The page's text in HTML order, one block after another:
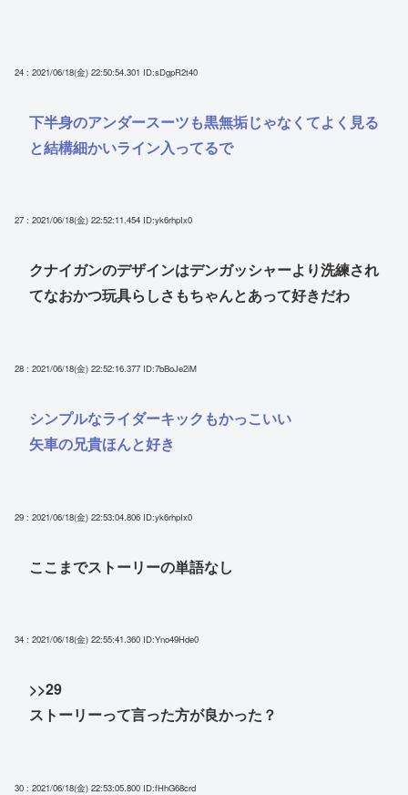
24 : 2021/06/18(金) 22:50:54.301 ID:sDgpR2t40
下半身のアンダースーツも黒無垢じゃなくてよく見る
と結構細かいライン入ってるで
27 : 2021/06/18(金) 22:52:11.454 ID:yk6rhpIx0
クナイガンのデザインはデンガッシャーより洗練され
てなおかつ玩具らしさもちゃんとあって好きだわ
28 : 2021/06/18(金) 22:52:16.377 ID:7bBoJe2iM
シンプルなライダーキックもかっこいい
矢車の兄貴ほんと好き
29 : 2021/06/18(金) 22:53:04.806 ID:yk6rhpIx0
ここまでストーリーの単語なし
34 : 2021/06/18(金) 22:55:41.360 ID:Yno49Hde0
>>29
ストーリーって言った方が良かった？
30 : 2021/06/18(金) 22:53:05.800 ID:fHhG68crd